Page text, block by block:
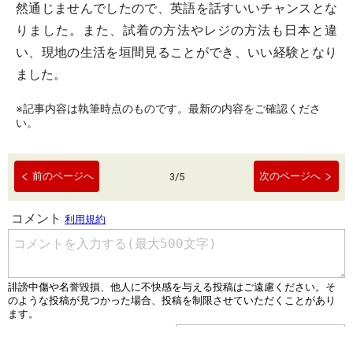
然通じませんでしたので、英語を話すいいチャンスとな
りました。また、試着の方法やレジの方法も日本と違
い、現地の生活を垣間見ることができ、いい経験となり
ました。
※記事内容は執筆時点のものです。最新の内容をご確認くださ
い。
前のページへ 3/5 次のページへ